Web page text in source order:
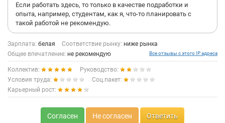
Если работать здесь, то только в качестве подработки и
опыта, например, студентам, как я, что-то планировать с
такой работой не рекомендую.
Зарплата: белая Соответствие рынку: ниже рынка
Общее впечатление: не рекомендую Все отзывы с этого IP адреса
Коллектив:
Руководство:
Условия труда:
Соц.пакет:
Карьерный рост:
Согласен Не согласен Ответить